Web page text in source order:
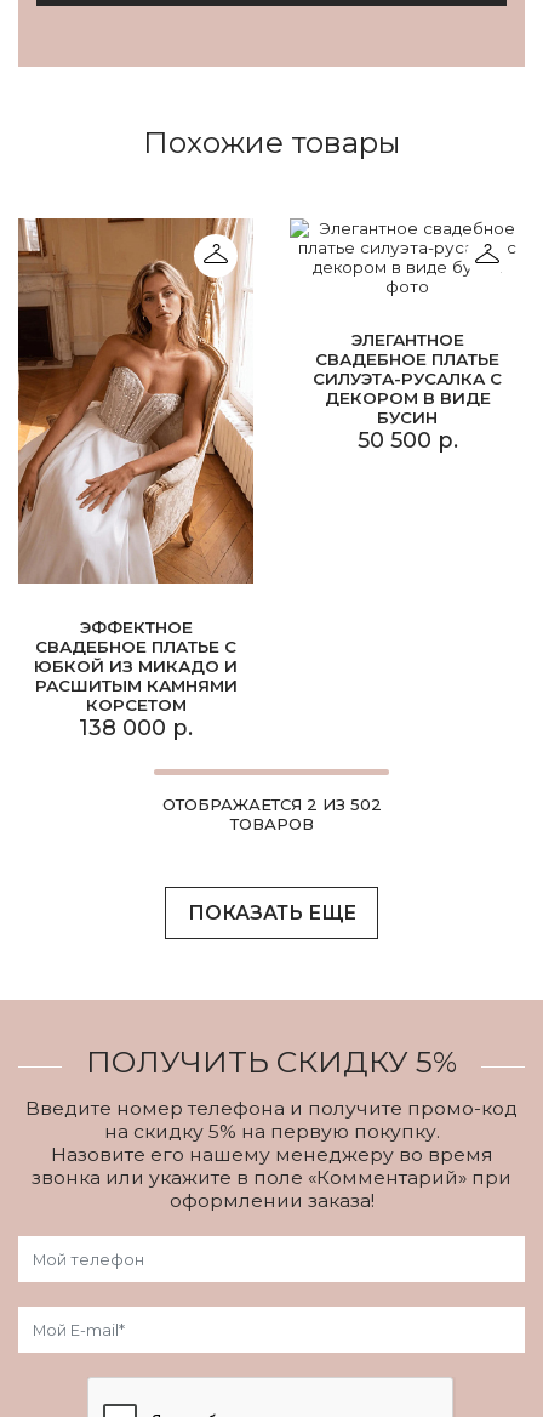
Похожие товары
ЭФФЕКТНОЕ
СВАДЕБНОЕ ПЛАТЬЕ С
ЮБКОЙ ИЗ МИКАДО И
РАСШИТЫМ КАМНЯМИ
КОРСЕТОМ
138 000 р.
ЭЛЕГАНТНОЕ
СВАДЕБНОЕ ПЛАТЬЕ
СИЛУЭТА-РУСАЛКА С
ДЕКОРОМ В ВИДЕ
БУСИН
50 500 р.
ОТОБРАЖАЕТСЯ 2 ИЗ 502
ТОВАРОВ
ПОКАЗАТЬ ЕЩЕ
ПОЛУЧИТЬ СКИДКУ 5%
Введите номер телефона и получите промо-код
на скидку 5% на первую покупку.
Назовите его нашему менеджеру во время
звонка или укажите в поле «Комментарий» при
оформлении заказа!